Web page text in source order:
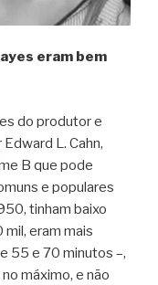
eram bem
do produtor e
L. Cahn,
B que pode
e populares
tinham baixo
eram mais
55 e 70 minutos –,
máximo, e não